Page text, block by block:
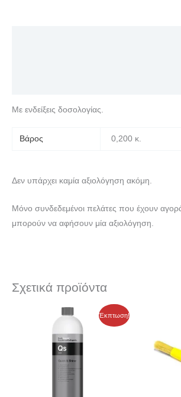
Με ενδείξεις δοσολογίας.
Βάρος 0,200 κ.
Δεν υπάρχει καμία αξιολόγηση ακόμη.
Μόνο συνδεδεμένοι πελάτες που έχουν
μπορούν να αφήσουν μία αξιολόγηση.
Σχετικά προϊόντα
Έκπτωση!